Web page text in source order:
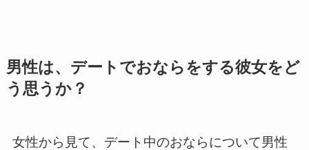
男性は、デートでおならをする彼女をど
う思うか？
女性から見て、デート中のおならについて男性